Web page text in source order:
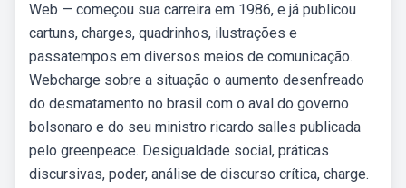
Web — começou sua carreira em 1986, e já publicou
cartuns, charges, quadrinhos, ilustrações e
passatempos em diversos meios de comunicação.
Webcharge sobre a situação o aumento desenfreado
do desmatamento no brasil com o aval do governo
bolsonaro e do seu ministro ricardo salles publicada
pelo greenpeace. Desigualdade social, práticas
discursivas, poder, análise de discurso crítica, charge.